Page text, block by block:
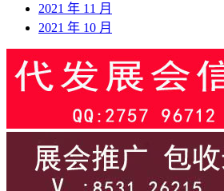
2021 年 11 月
2021 年 10 月